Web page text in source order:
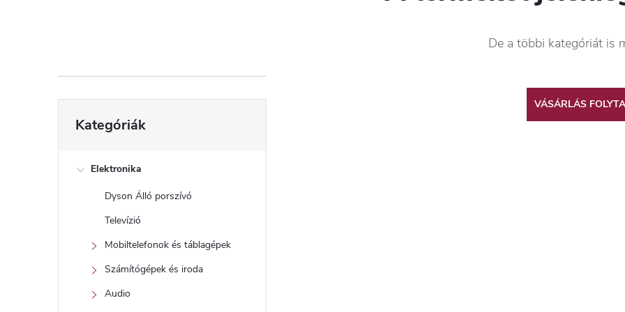
l
sátugrása
Kategóriák
Elektronika
Dyson Álló porszívó
Televízió
Mobiltelefonok és táblagépek
Számítógépek és iroda
Audio
De a többi kategóriát is
VÁSÁRLÁS